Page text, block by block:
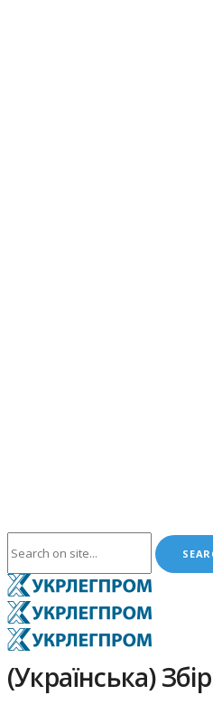
(Українська)